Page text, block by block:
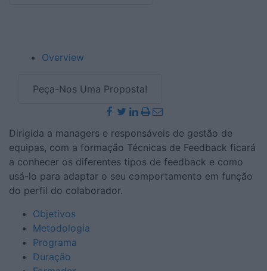
Overview
Peça-Nos Uma Proposta!
Dirigida a managers e responsáveis de gestão de
equipas, com a formação Técnicas de Feedback ficará
a conhecer os diferentes tipos de feedback e como
usá-lo para adaptar o seu comportamento em função
do perfil do colaborador.
Objetivos
Metodologia
Programa
Duração